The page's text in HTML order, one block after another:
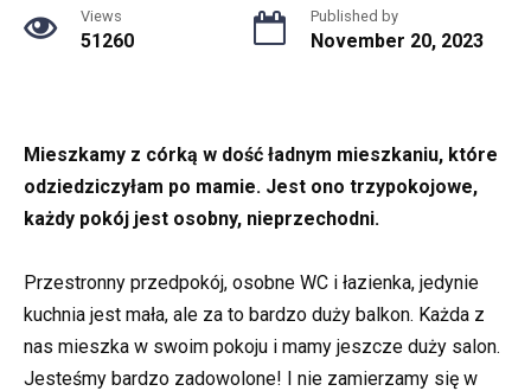
Views
51260
Published by
November 20, 2023
Mieszkamy z córką w dość ładnym mieszkaniu, które
odziedziczyłam po mamie. Jest ono trzypokojowe,
każdy pokój jest osobny, nieprzechodni.
Przestronny przedpokój, osobne WC i łazienka, jedynie
kuchnia jest mała, ale za to bardzo duży balkon. Każda z
nas mieszka w swoim pokoju i mamy jeszcze duży salon.
Jesteśmy bardzo zadowolone! I nie zamierzamy się w